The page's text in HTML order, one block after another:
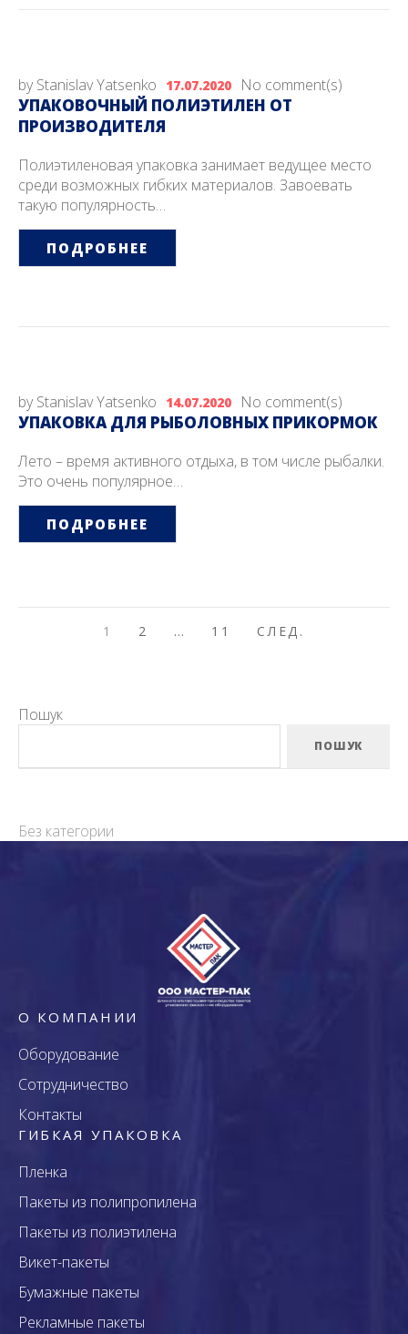
byStanislav Yatsenko 17.07.2020 No comment(s)
УПАКОВОЧНЫЙ ПОЛИЭТИЛЕН ОТ
ПРОИЗВОДИТЕЛЯ
Полиэтиленовая упаковка занимает ведущее место
среди возможных гибких материалов. Завоевать
такую популярность…
ПОДРОБНЕЕ
byStanislav Yatsenko 14.07.2020 No comment(s)
УПАКОВКА ДЛЯ РЫБОЛОВНЫХ ПРИКОРМОК
Лето – время активного отдыха, в том числе рыбалки.
Это очень популярное…
ПОДРОБНЕЕ
НАВИГАЦИЯ
1 2 … 11 СЛЕД.
СЛЕД.
Пошук
ПОШУК
Без категории
О КОМПАНИИ
Оборудование
Сотрудничество
Контакты
ГИБКАЯ УПАКОВКА
Пленка
Пакеты из полипропилена
Пакеты из полиэтилена
Викет-пакеты
Бумажные пакеты
Рекламные пакеты